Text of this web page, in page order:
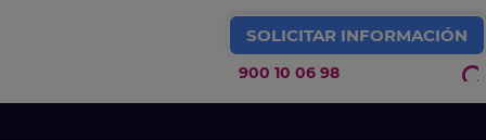
SOLICITAR INFORMACIÓN
900 10 06 98